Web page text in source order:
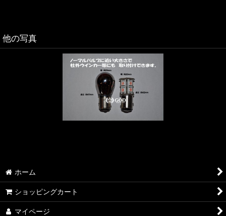
他の写真
ホーム
ショッピングカート
マイページ